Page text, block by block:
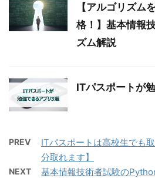
【アルゴリズム
格！】基本情報
ズム解説
ITパスポートが
PREV
ITパスポートは高校生でも
分取れます】
NEXT
基本情報技術者試験の